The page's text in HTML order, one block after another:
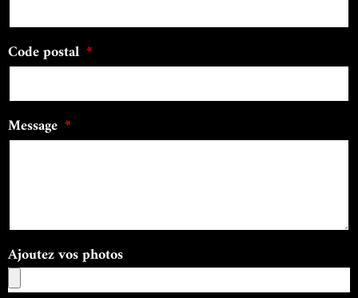
Code postal
Message
Ajoutez vos photos